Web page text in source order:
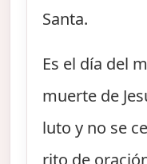
Santa.
Es el día del
muerte de
luto y no se